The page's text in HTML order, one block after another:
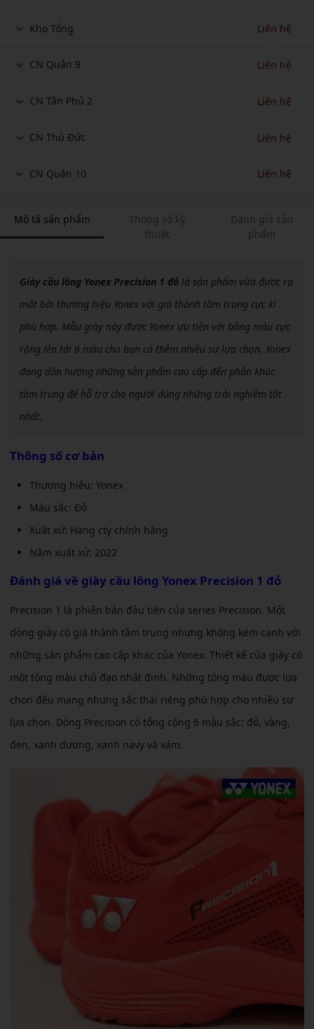
Kho Tổng Liên hệ
CN Quận 9 Liên hệ
CN Tân Phú 2 Liên hệ
CN Thủ Đức Liên hệ
CN Quận 10 Liên hệ
Mô tả sản phẩm
Thông số kỹ
thuật
Đánh giá sản
phẩm
Giày cầu lông Yonex Precision 1 đỏ là sản phẩm vừa được ra
mắt bởi thương hiệu Yonex với giá thành tầm trung cực kì
phù hợp. Mẫu giày này được Yonex ưu tiên với bảng màu cực
rộng lên tới 6 màu cho bạn có thêm nhiều sự lựa chọn. Yonex
đang dần hướng những sản phẩm cao cấp đến phân khúc
tầm trung để hỗ trợ cho người dùng những trải nghiệm tốt
nhất.
Thông số cơ bản
Thương hiệu: Yonex
Màu sắc: Đỏ
Xuất xứ: Hàng cty chính hãng
Năm xuất xứ: 2022
Đánh giá về giày cầu lông Yonex Precision 1 đỏ
Precision 1 là phiên bản đầu tiên của series Precision. Một
dòng giày có giá thành tầm trung nhưng không kém cạnh với
những sản phẩm cao cấp khác của Yonex. Thiết kế của giày có
một tông màu chủ đạo nhất định. Những tông màu được lựa
chọn đều mang nhưng sắc thái riêng phù hợp cho nhiều sự
lựa chọn. Dòng Precision có tổng cộng 6 màu sắc: đỏ, vàng,
đen, xanh dương, xanh navy và xám.